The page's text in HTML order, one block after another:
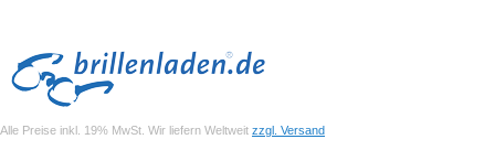
Alle Preise inkl. 19% MwSt. Wir liefern Weltweit zzgl. Versand